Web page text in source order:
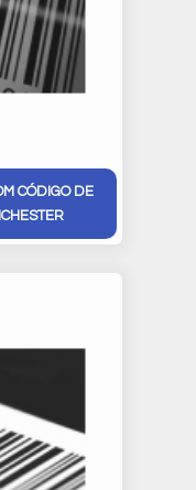
CÓDIGO DE